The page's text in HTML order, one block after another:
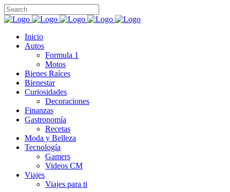
Inicio
Autos
Formula 1
Motos
Bienes Raíces
Bienestar
Curiosidades
Decoraciones
Finanzas
Gastronomía
Recetas
Moda y Belleza
Tecnología
Gamers
Videos CM
Viajes
Viajes para ti